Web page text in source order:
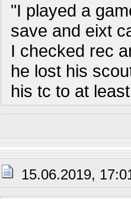
"I played a
save and eixt
I checked rec
he lost his
his tc to at
15.06.2019,